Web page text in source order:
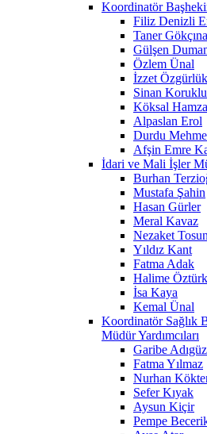
Koordinatör
Filiz Denizli
Taner
Gülşen
Özlem Ünal
İzzet Özgürlük
Sinan
Köksal
Alpaslan Erol
Durdu
Afşin Emre
İdari ve Mali İşler
Burhan
Mustafa Şahin
Hasan Gürler
Meral Kavaz
Nezaket Tosun
Yıldız Kant
Fatma Adak
Halime Öztürk
İsa Kaya
Kemal Ünal
Koordinatör Sağlık
Müdür Yardımcıları
Garibe
Fatma Yılmaz
Nurhan
Sefer Kıyak
Aysun Kiçir
Pempe